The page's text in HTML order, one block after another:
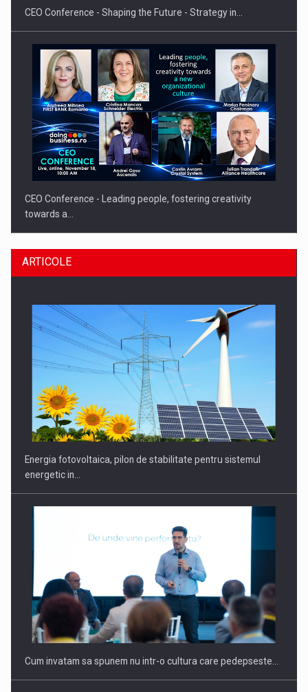
CEO Conference - Shaping the Future - Strategy in…
CEO Conference - Leading people, fostering creativity
towards a…
CEO Conference - Shaping The Future - Technology and…
Webinar - Business Evolution-RETHINK STRATEGY-Finantare
Investitii Digitalizare
ARTICOLE
Energia fotovoltaica, pilon de stabilitate pentru sistemul
energetic in…
Cum invatam sa spunem nu intr-o cultura care pedepseste…